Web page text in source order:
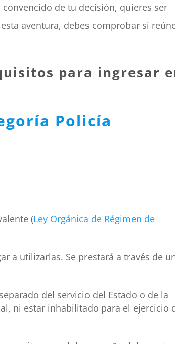
de tu decisión, quieres ser
aventura, debes comprobar si
para ingresar
Policía
(Ley Orgánica de Régimen de
a utilizarlas. Se prestará a través de
del servicio del Estado o de la
ni estar inhabilitado para el ejercicio